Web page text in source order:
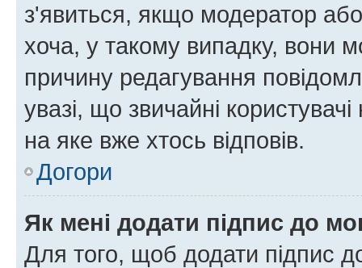
з'явиться, якщо модератор
хоча, у такому випадку, вони
причину редагування
увазі, що звичайні
на яке вже хтось відповів.
Догори
Як мені додати підпис до
Для того, щоб додати підпис